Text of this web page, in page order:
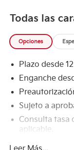
Todas las
Opciones
Plazo desde
Enganche
Sujeto a
Consulta tasa
aplicable.